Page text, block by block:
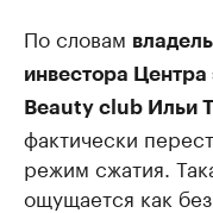
По словам
инвестора
Beauty club Ильи
фактически
режим сжатия.
ощущается как